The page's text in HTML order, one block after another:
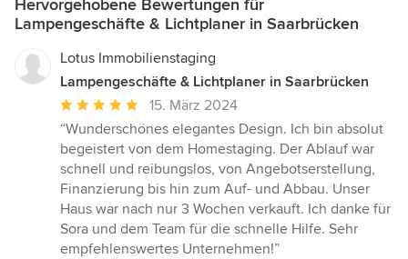
Hervorgehobene Bewertungen für
Lampengeschäfte & Lichtplaner in Saarbrücken
Lotus Immobilienstaging
Lampengeschäfte & Lichtplaner in Saarbrücken
Durchschnittliche
Bewertung:
5
von
5
Sternen
15. März 2024
“Wunderschönes elegantes Design. Ich bin absolut
begeistert von dem Homestaging. Der Ablauf war
schnell und reibungslos, von Angebotserstellung,
Finanzierung bis hin zum Auf- und Abbau. Unser
Haus war nach nur 3 Wochen verkauft. Ich danke für
Sora und dem Team für die schnelle Hilfe. Sehr
empfehlenswertes Unternehmen!”